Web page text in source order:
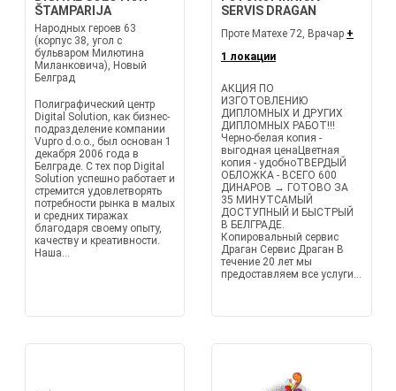
ŠTAMPARIJA
Народных героев 63
(корпус 38, угол с
бульваром Милютина
Миланковича), Новый
Белград
Полиграфический центр
Digital Solution, как бизнес-
подразделение компании
Vupro d.o.o., был основан 1
декабря 2006 года в
Белграде. С тех пор Digital
Solution успешно работает и
стремится удовлетворять
потребности рынка в малых
и средних тиражах
благодаря своему опыту,
качеству и креативности.
Наша...
SERVIS DRAGAN
Проте Матехе 72, Врачар +
1 локации
АКЦИЯ ПО
ИЗГОТОВЛЕНИЮ
ДИПЛОМНЫХ И ДРУГИХ
ДИПЛОМНЫХ РАБОТ!!!
Черно-белая копия -
выгодная ценаЦветная
копия - удобноТВЕРДЫЙ
ОБЛОЖКА - ВСЕГО 600
ДИНАРОВ → ГОТОВО ЗА
35 МИНУТСАМЫЙ
ДОСТУПНЫЙ И БЫСТРЫЙ
В БЕЛГРАДЕ.
Копировальный сервис
Драган Сервис Драган В
течение 20 лет мы
предоставляем все услуги...